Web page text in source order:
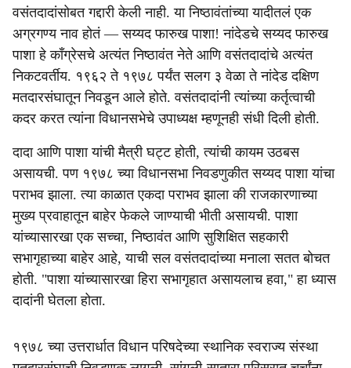
वसंतदादांसोबत गद्दारी केली नाही. या निष्ठावंतांच्या यादीतलं एक
अग्रगण्य नाव होतं — सय्यद फारुख पाशा! नांदेडचे सय्यद फारुख
पाशा हे काँग्रेसचे अत्यंत निष्ठावंत नेते आणि वसंतदादांचे अत्यंत
निकटवर्तीय. १९६२ ते १९७८ पर्यंत सलग ३ वेळा ते नांदेड दक्षिण
मतदारसंघातून निवडून आले होते. वसंतदादांनी त्यांच्या कर्तृत्वाची
कदर करत त्यांना विधानसभेचे उपाध्यक्ष म्हणूनही संधी दिली होती.
दादा आणि पाशा यांची मैत्री घट्ट होती, त्यांची कायम उठबस
असायची. पण १९७८ च्या विधानसभा निवडणुकीत सय्यद पाशा यांचा
पराभव झाला. त्या काळात एकदा पराभव झाला की राजकारणाच्या
मुख्य प्रवाहातून बाहेर फेकले जाण्याची भीती असायची. पाशा
यांच्यासारखा एक सच्चा, निष्ठावंत आणि सुशिक्षित सहकारी
सभागृहाच्या बाहेर आहे, याची सल वसंतदादांच्या मनाला सतत बोचत
होती. "पाशा यांच्यासारखा हिरा सभागृहात असायलाच हवा," हा ध्यास
दादांनी घेतला होता.
१९७८ च्या उत्तरार्धात विधान परिषदेच्या स्थानिक स्वराज्य संस्था